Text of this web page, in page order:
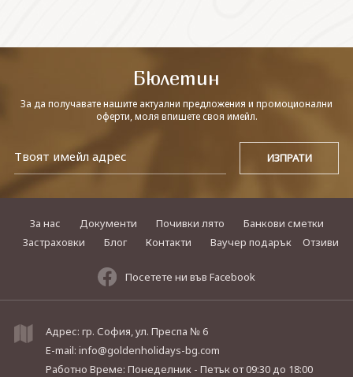
Бюлетин
За да получавате нашите актуални предложения и промоционални
оферти, моля впишете своя имейл.
За нас Документи Почивки лято
Банкови сметки
Застраховки
Блог Контакти Ваучер подарък Отзиви
Посетете ни във Facebook
Адрес: гр. София, ул. Преспа № 6
E-mail: info@goldenholidays-bg.com
Работно Време: Понеделник - Петъкот 09:30 до 18:00